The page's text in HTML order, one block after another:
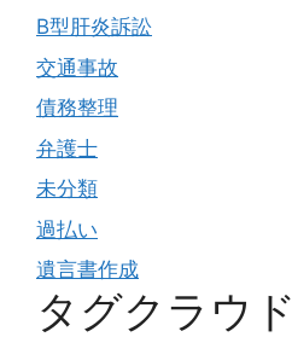
B型肝炎訴訟
交通事故
債務整理
弁護士
未分類
過払い
遺言書作成
タグクラウド